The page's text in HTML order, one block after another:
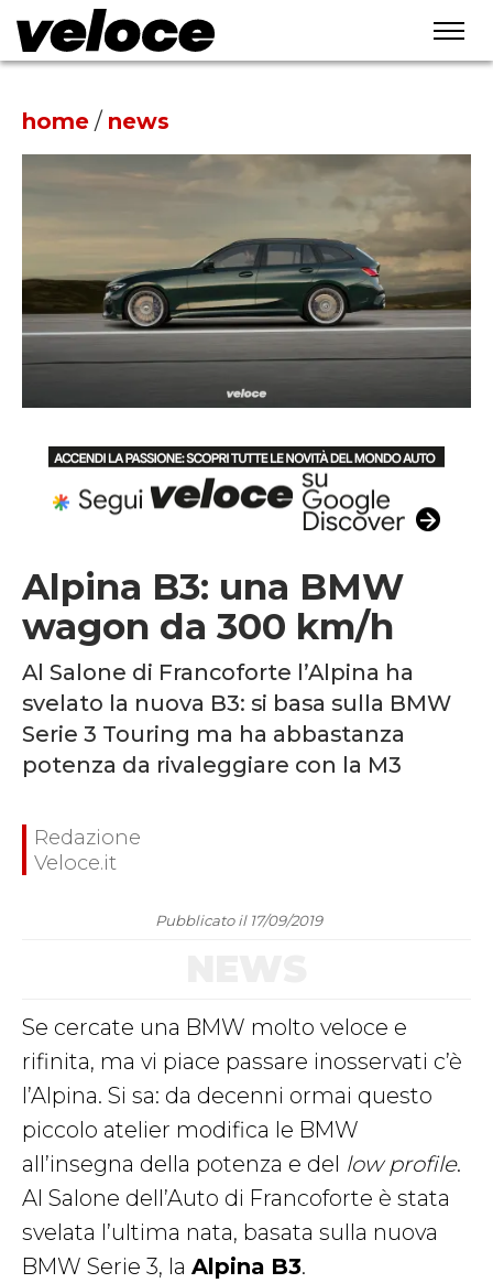
home / news
Alpina B3: una BMW
wagon da 300 km/h
Al Salone di Francoforte l’Alpina ha
svelato la nuova B3: si basa sulla BMW
Serie 3 Touring ma ha abbastanza
potenza da rivaleggiare con la M3
Redazione
Veloce.it
Pubblicato il 17/09/2019
Se cercate una BMW molto veloce e
rifinita, ma vi piace passare inosservati c’è
l’Alpina. Si sa: da decenni ormai questo
piccolo atelier modifica le BMW
all’insegna della potenza e del low profile.
Al Salone dell’Auto di Francoforte è stata
svelata l’ultima nata, basata sulla nuova
BMW Serie 3, la Alpina B3.